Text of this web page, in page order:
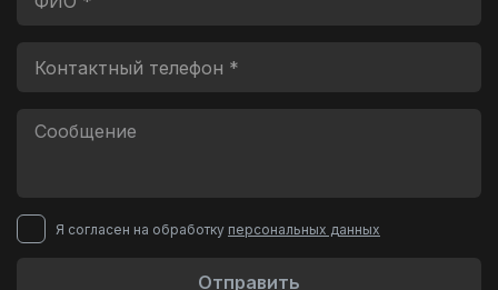
Я согласен на обработку персональных данных
Отправить